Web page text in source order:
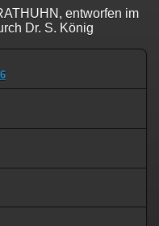
entworfen im
Dr. S. König